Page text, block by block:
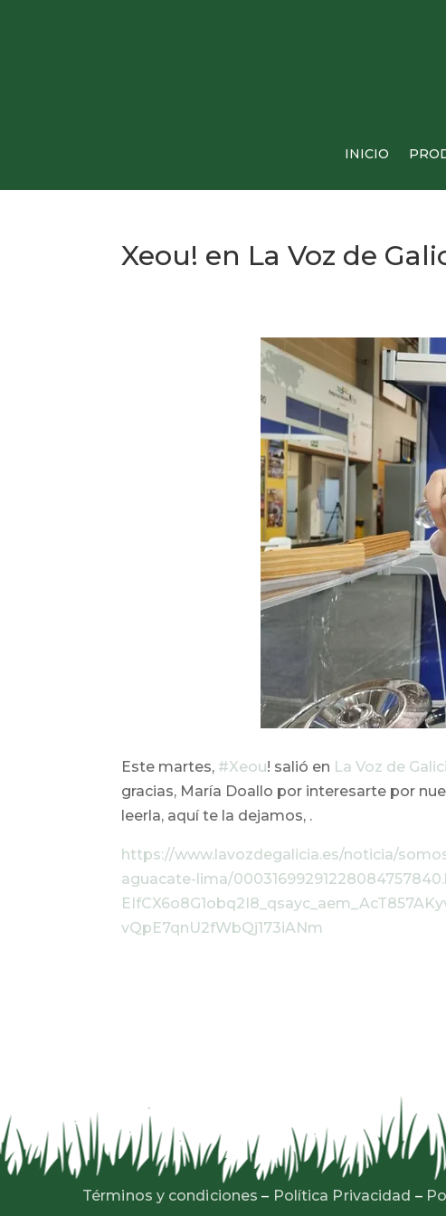
INICIO
Xeou! en La Voz de
Este martes, #Xeou! salió en La Voz de
gracias, María Doallo por interesarte por
leerla, aquí te la dejamos, .
https://www.lavozdegalicia.es/noticia/
aguacate-lima/
vQpE7qnU2fWbQj173iANm
Términos y condiciones – Política Privacidad –